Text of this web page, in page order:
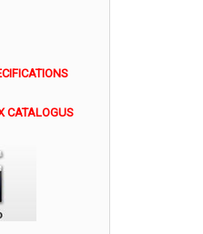
CATALOGUS